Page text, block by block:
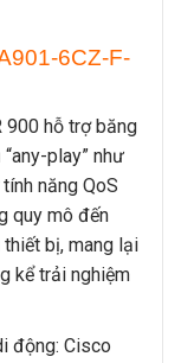
6CZ-F-
900 hỗ trợ băng
play” như
năng QoS
quy mô đến
bị, mang lại
kể trải nghiệm
động: Cisco